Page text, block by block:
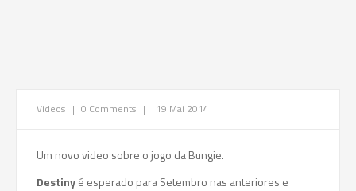
Videos | 0 Comments | 19 Mai 2014
Um novo video sobre o jogo da Bungie.
Destinyé esperado para Setembro nas anteriores e